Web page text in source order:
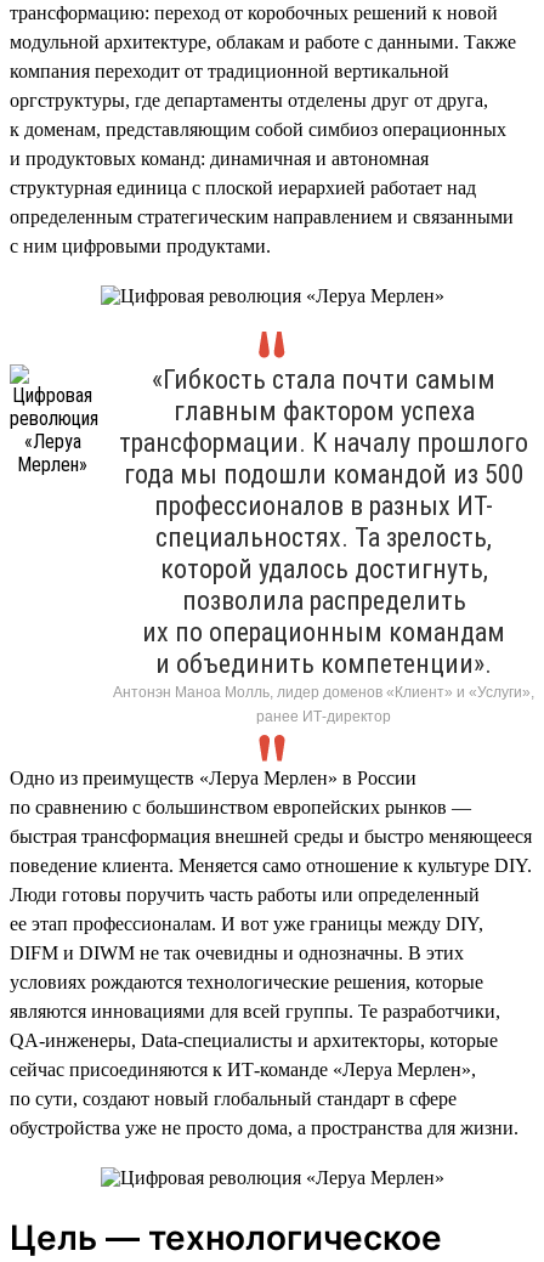
трансформацию: переход от коробочных решений к новой
модульной архитектуре, облакам и работе с данными. Также
компания переходит от традиционной вертикальной
оргструктуры, где департаменты отделены друг от друга,
к доменам, представляющим собой симбиоз операционных
и продуктовых команд: динамичная и автономная
структурная единица с плоской иерархией работает над
определенным стратегическим направлением и связанными
с ним цифровыми продуктами.
«Гибкость стала почти самым
главным фактором успеха
трансформации. К началу прошлого
года мы подошли командой из 500
профессионалов в разных ИТ-
специальностях. Та зрелость,
которой удалось достигнуть,
позволила распределить
их по операционным командам
и объединить компетенции».
Антонэн Маноа Молль, лидер доменов «Клиент» и «Услуги»,
ранее ИТ-директор
Одно из преимуществ «Леруа Мерлен» в России
по сравнению с большинством европейских рынков —
быстрая трансформация внешней среды и быстро меняющееся
поведение клиента. Меняется само отношение к культуре DIY.
Люди готовы поручить часть работы или определенный
ее этап профессионалам. И вот уже границы между DIY,
DIFM и DIWM не так очевидны и однозначны. В этих
условиях рождаются технологические решения, которые
являются инновациями для всей группы. Те разработчики,
QA-инженеры, Data-специалисты и архитекторы, которые
сейчас присоединяются к ИТ-команде «Леруа Мерлен»,
по сути, создают новый глобальный стандарт в сфере
обустройства уже не просто дома, а пространства для жизни.
Цель — технологическое